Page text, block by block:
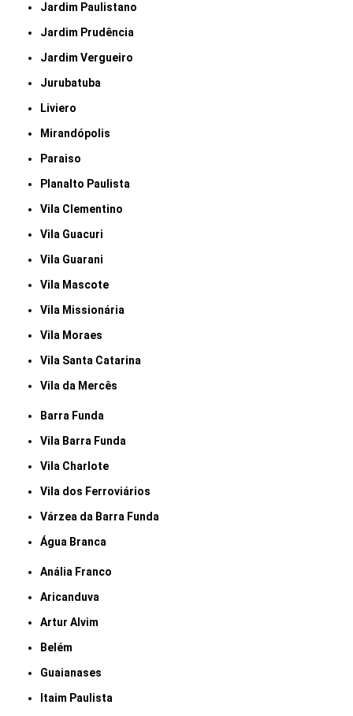
Jardim Paulistano
Jardim Prudência
Jardim Vergueiro
Jurubatuba
Liviero
Mirandópolis
Paraiso
Planalto Paulista
Vila Clementino
Vila Guacuri
Vila Guarani
Vila Mascote
Vila Missionária
Vila Moraes
Vila Santa Catarina
Vila da Mercês
Barra Funda
Vila Barra Funda
Vila Charlote
Vila dos Ferroviários
Várzea da Barra Funda
Água Branca
Anália Franco
Aricanduva
Artur Alvim
Belém
Guaianases
Itaim Paulista